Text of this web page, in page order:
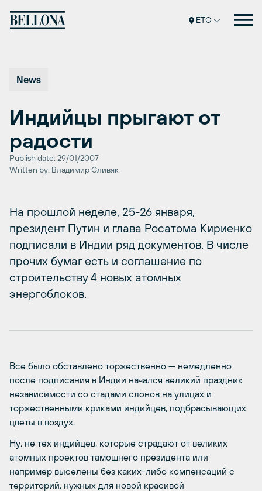
ETC
News
Индийцы прыгают от
радости
Publish date: 29/01/2007
Written by: Владимир Сливяк
На прошлой неделе, 25-26 января,
президент Путин и глава Росатома Кириенко
подписали в Индии ряд документов. В числе
прочих бумаг есть и соглашение по
строительству 4 новых атомных
энергоблоков.
Все было обставлено торжественно — немедленно
после подписания в Индии начался великий праздник
независимости со стадами слонов на улицах и
торжественными криками индийцев, подбрасывающих
цветы в воздух.
Ну, не тех индийцев, которые страдают от великих
атомных проектов тамошнего президента или
например выселены без каких-либо компенсаций с
территорий, нужных для новой красивой